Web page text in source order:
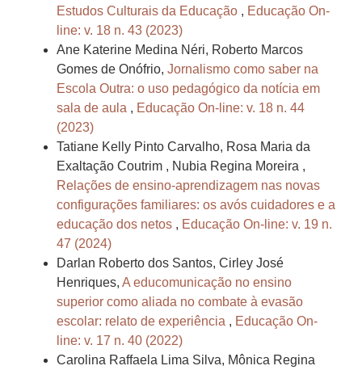
Estudos Culturais da Educação , Educação On-
line: v. 18 n. 43 (2023)
Ane Katerine Medina Néri, Roberto Marcos
Gomes de Onófrio, Jornalismo como saber na
Escola Outra: o uso pedagógico da notícia em
sala de aula , Educação On-line: v. 18 n. 44
(2023)
Tatiane Kelly Pinto Carvalho, Rosa Maria da
Exaltação Coutrim , Nubia Regina Moreira ,
Relações de ensino-aprendizagem nas novas
configurações familiares: os avós cuidadores e a
educação dos netos , Educação On-line: v. 19 n.
47 (2024)
Darlan Roberto dos Santos, Cirley José
Henriques, A educomunicação no ensino
superior como aliada no combate à evasão
escolar: relato de experiência , Educação On-
line: v. 17 n. 40 (2022)
Carolina Raffaela Lima Silva, Mônica Regina